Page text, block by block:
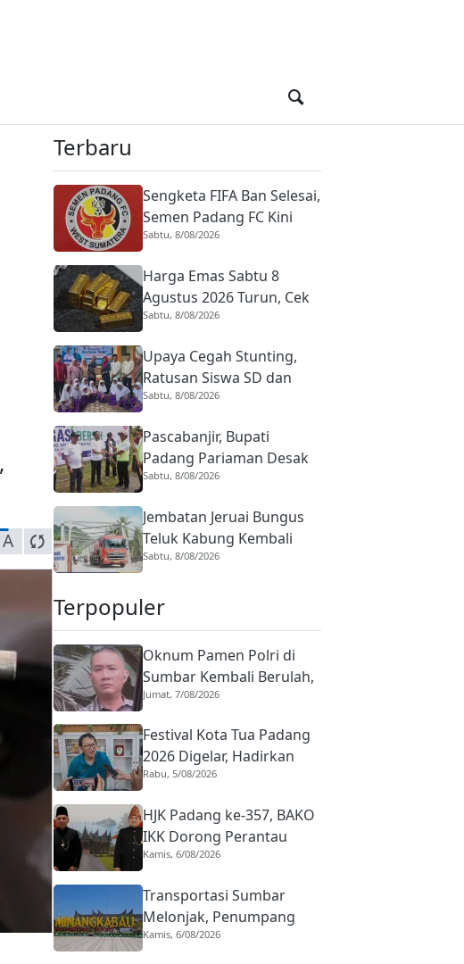
A
Terbaru
Sengketa FIFA Ban Selesai,
Semen Padang FC Kini
Bisa Daftarkan Pemain
Sabtu, 8/08/2026
Harga Emas Sabtu 8
Agustus 2026 Turun, Cek
Daftar Lengkapnya
Sabtu, 8/08/2026
Upaya Cegah Stunting,
Ratusan Siswa SD dan
PAUD di Padang Panjang
Sabtu, 8/08/2026
Pascabanjir, Bupati
Padang Pariaman Desak
Penanganan Irigasi Lubuk
Sabtu, 8/08/2026
Jembatan Jeruai Bungus
Teluk Kabung Kembali
Dibuka, Semua
Melintas
Sabtu, 8/08/2026
Terpopuler
Oknum Pamen Polri di
Sumbar Kembali Berulah,
Dirreskrimum Diduga
dengan Seorang Sopir
Jumat, 7/08/2026
Festival Kota Tua Padang
2026 Digelar, Hadirkan
Peserta Barongsai dari
Rabu, 5/08/2026
HJK Padang ke-357, BAKO
IKK Dorong Perantau
Perkuat Budaya hingga
Kamis, 6/08/2026
Transportasi Sumbar
Melonjak, Penumpang
Pesawat Domestik dari
Kamis, 6/08/2026